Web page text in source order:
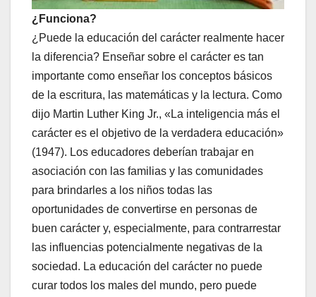
¿Funciona?
¿Puede la educación del carácter realmente hacer
la diferencia? Enseñar sobre el carácter es tan
importante como enseñar los conceptos básicos
de la escritura, las matemáticas y la lectura. Como
dijo Martin Luther King Jr., «La inteligencia más el
carácter es el objetivo de la verdadera educación»
(1947). Los educadores deberían trabajar en
asociación con las familias y las comunidades
para brindarles a los niños todas las
oportunidades de convertirse en personas de
buen carácter y, especialmente, para contrarrestar
las influencias potencialmente negativas de la
sociedad. La educación del carácter no puede
curar todos los males del mundo, pero puede